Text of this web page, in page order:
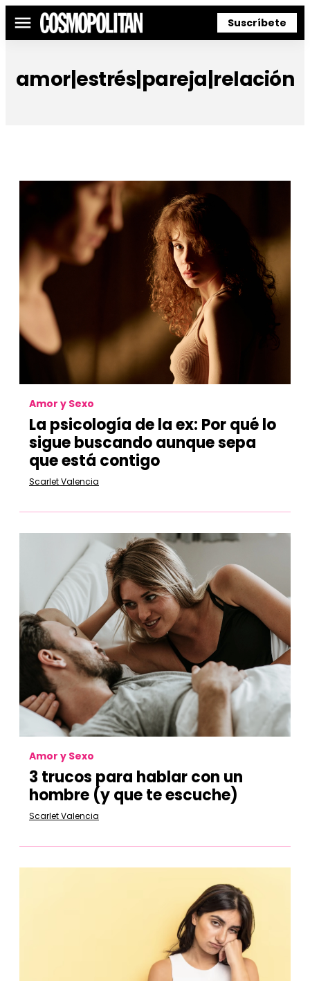
Menú Suscríbete
amor|estrés|pareja|relación
Amor y Sexo
La psicología de la ex: Por qué lo
sigue buscando aunque sepa
que está contigo
Scarlet Valencia
Amor y Sexo
3 trucos para hablar con un
hombre (y que te escuche)
Scarlet Valencia